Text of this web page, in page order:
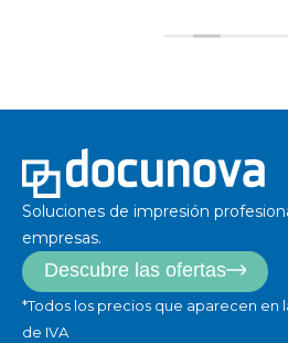
Soluciones de impresión
empresas.
Descubre las ofertas
*Todos los precios que aparecen en
de IVA